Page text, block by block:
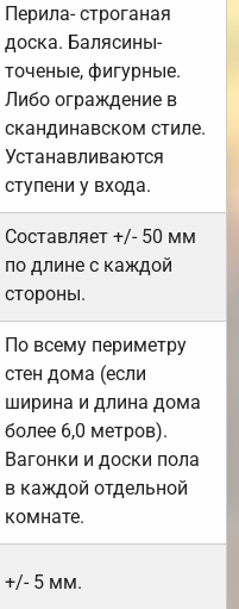
Перила- строганая
доска. Балясины-
точеные, фигурные.
Либо ограждение в
скандинавском стиле.
Устанавливаются
ступени у входа.
Составляет +/- 50 мм
по длине с каждой
стороны.
По всему периметру
стен дома (если
ширина и длина дома
более 6,0 метров).
Вагонки и доски пола
в каждой отдельной
комнате.
+/- 5 мм.